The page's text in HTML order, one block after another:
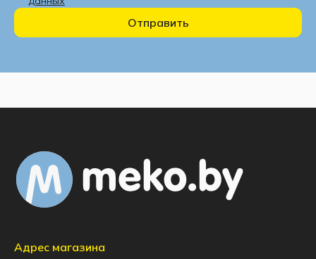
Отправить
Адрес магазина